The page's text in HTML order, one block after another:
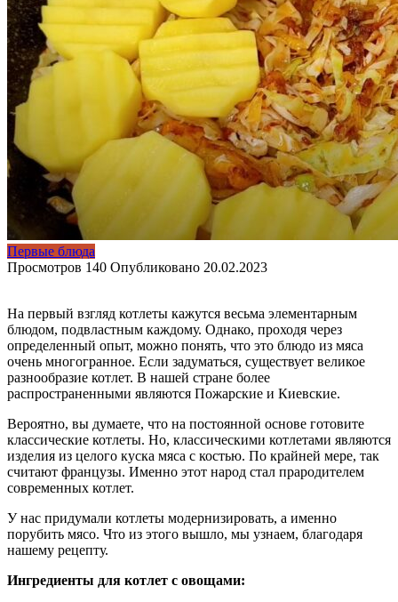
Первые блюда
Просмотров 140 Опубликовано 20.02.2023
На первый взгляд котлеты кажутся весьма элементарным
блюдом, подвластным каждому. Однако, проходя через
определенный опыт, можно понять, что это блюдо из мяса
очень многогранное. Если задуматься, существует великое
разнообразие котлет. В нашей стране более
распространенными являются Пожарские и Киевские.
Вероятно, вы думаете, что на постоянной основе готовите
классические котлеты. Но, классическими котлетами являются
изделия из целого куска мяса с костью. По крайней мере, так
считают французы. Именно этот народ стал прародителем
современных котлет.
У нас придумали котлеты модернизировать, а именно
порубить мясо. Что из этого вышло, мы узнаем, благодаря
нашему рецепту.
Ингредиенты для котлет с овощами: